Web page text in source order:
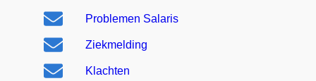
Problemen Salaris
Ziekmelding
Klachten